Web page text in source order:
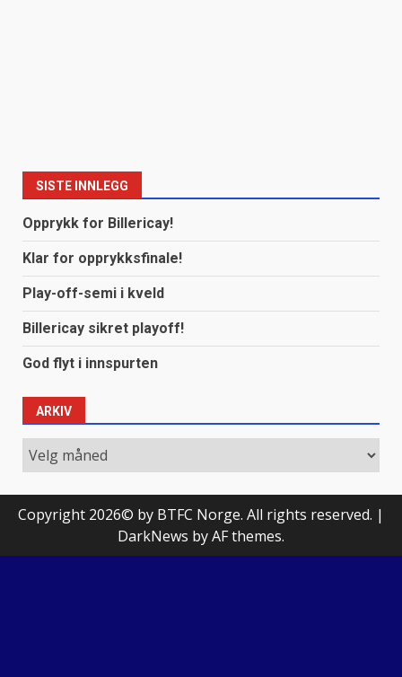
SISTE INNLEGG
Opprykk for Billericay!
Klar for opprykksfinale!
Play-off-semi i kveld
Billericay sikret playoff!
God flyt i innspurten
ARKIV
Arkiv
Copyright 2026© by BTFC Norge. All rights reserved. |
DarkNews by AF themes.